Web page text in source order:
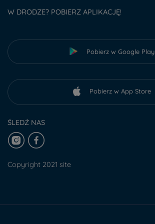
W DRODZE? POBIERZ APLIKACJĘ!
Pobierz w Google Play
Pobierz w App Store
ŚLEDŹ NAS
Copyright 2021 site